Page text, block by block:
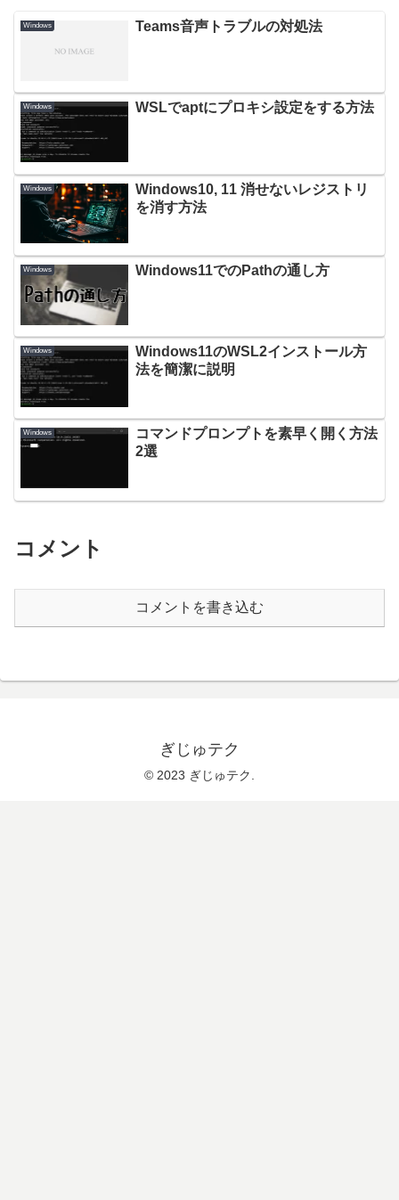
Windows Teams音声トラブルの対処法
Windows WSLでaptにプロキシ設定をする方法
Windows
Windows10, 11 消せないレジストリ
を消す方法
Windows Windows11でのPathの通し方
Windows
Windows11のWSL2インストール方
法を簡潔に説明
Windows
コマンドプロンプトを素早く開く方法
2選
コメント
コメントを書き込む
ぎじゅテク
© 2023 ぎじゅテク.